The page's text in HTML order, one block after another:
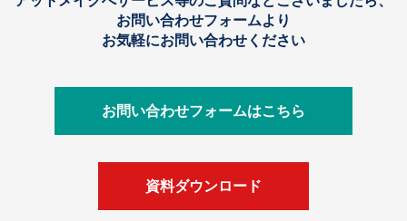
お問い合わせフォームより
お気軽にお問い合わせください
お問い合わせフォームはこちら
資料ダウンロード